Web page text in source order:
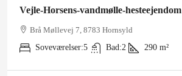
Vejle-Horsens-vandmølle-hesteejendom
Brå Møllevej 7, 8783 Hornsyld
Soveværelser:5 Bad:2 290 m²